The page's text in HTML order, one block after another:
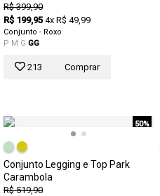
R$ 399,90
R$ 199,95 4x R$ 49,99
Conjunto - Roxo
P M G GG
213 Comprar
50%
Conjunto Legging e Top Park
Carambola
R$ 519,90